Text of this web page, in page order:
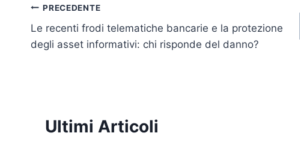
o
k
Navigazione
articoli
PRECEDENTE
Le recenti frodi telematiche bancarie e la protezione
degli asset informativi: chi risponde del danno?
Ultimi Articoli